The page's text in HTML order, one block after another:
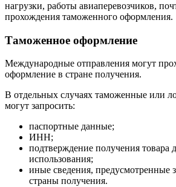
нагрузки, работы авиаперевозчиков,
прохождения таможенного оформления.
Таможенное оформление
Международные отправления могут
оформление в стране получения.
В отдельных случаях таможенные или
могут запросить:
паспортные данные;
ИНН;
подтверждение получения товара
использования;
иные сведения, предусмотренные
страны получения.